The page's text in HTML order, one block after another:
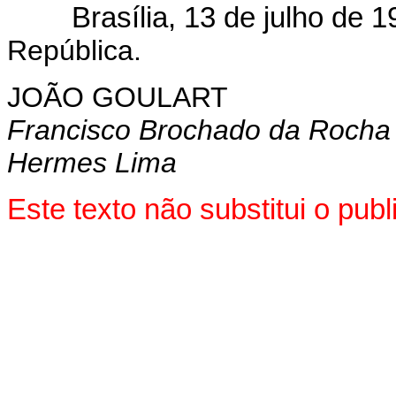
Brasília, 13 de julho de
República.
JOÃO GOULART
Francisco Brochado da Rocha
Hermes Lima
Este texto não substitui o